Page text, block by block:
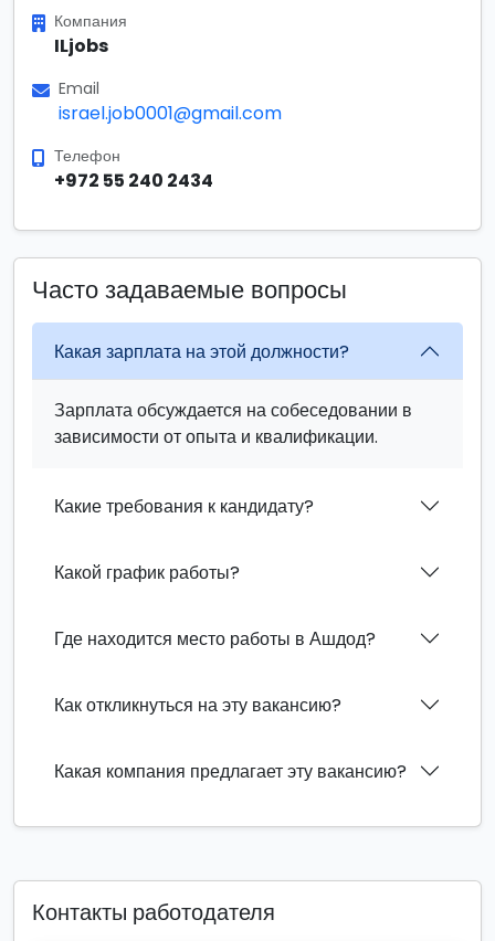
Компания
ILjobs
Email
israel.job0001@gmail.com
Телефон
+972 55 240 2434
Часто задаваемые вопросы
Какая зарплата на этой должности?
Зарплата обсуждается на собеседовании в
зависимости от опыта и квалификации.
Какие требования к кандидату?
Какой график работы?
Где находится место работы в Ашдод?
Как откликнуться на эту вакансию?
Какая компания предлагает эту вакансию?
Контакты работодателя